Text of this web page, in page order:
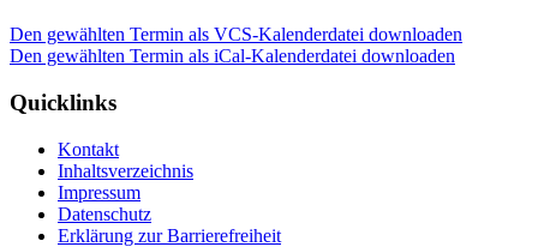
Den gewählten Termin als VCS-Kalenderdatei downloaden
Den gewählten Termin als iCal-Kalenderdatei downloaden
Quicklinks
Kontakt
Inhaltsverzeichnis
Impressum
Datenschutz
Erklärung zur Barrierefreiheit